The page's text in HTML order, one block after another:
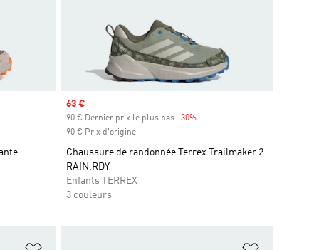
Prix soldé
63 €
90 € Dernier prix le plus bas -30%Rabais
90 € Prix d'origine
Chaussure de randonnée Terrex Trailmaker 2
RAIN.RDY
Enfants TERREX
3 couleurs